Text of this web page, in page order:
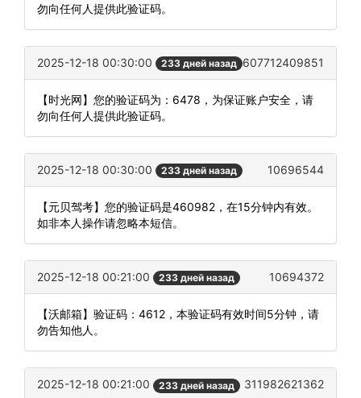
勿向任何人提供此验证码。
2025-12-18 00:30:00 233 дней назад 607712409851
【时光网】您的验证码为：6478，为保证账户安全，请
勿向任何人提供此验证码。
2025-12-18 00:30:00 233 дней назад 10696544
【元贝驾考】您的验证码是460982，在15分钟内有效。
如非本人操作请忽略本短信。
2025-12-18 00:21:00 233 дней назад 10694372
【沃邮箱】验证码：4612，本验证码有效时间5分钟，请
勿告知他人。
2025-12-18 00:21:00 233 дней назад 311982621362